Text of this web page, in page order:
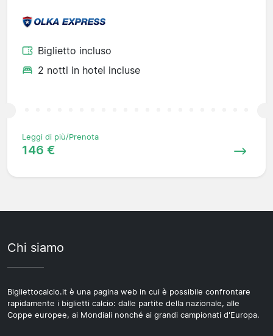
Biglietto incluso
2 notti in hotel incluse
Leggi di più/Prenota
146 €
Chi siamo
Bigliettocalcio.it è una pagina web in cui è possibile confrontare
rapidamente i biglietti calcio: dalle partite della nazionale, alle
Coppe europee, ai Mondiali nonché ai grandi campionati d'Europa.